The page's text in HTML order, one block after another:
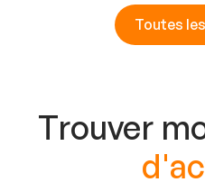
Toutes
Trouver